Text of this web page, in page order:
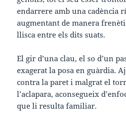
endarrere amb una cadència
augmentant de manera
llisca entre els dits suats.
El gir d’una clau, el so d’un
exagerat la posa en guàrdia.
contra la paret i malgrat el
l’aclapara, aconsegueix
que li resulta familiar.